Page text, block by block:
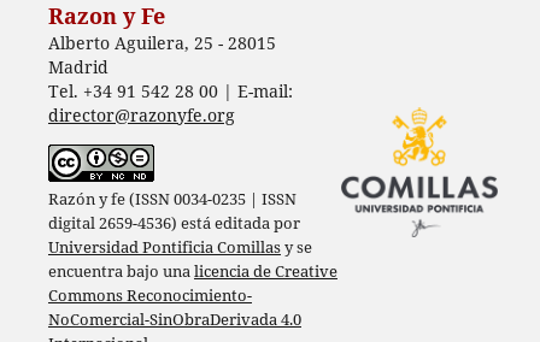
Razon y Fe
Alberto Aguilera, 25 - 28015
Madrid
Tel. +34 91 542 28 00 | E-mail:
director@razonyfe.org
Razón y fe (ISSN 0034-0235 | ISSN
digital 2659-4536) está editada por
Universidad Pontificia Comillasy se
encuentra bajo unalicencia de Creative
Commons Reconocimiento-
NoComercial-SinObraDerivada 4.0